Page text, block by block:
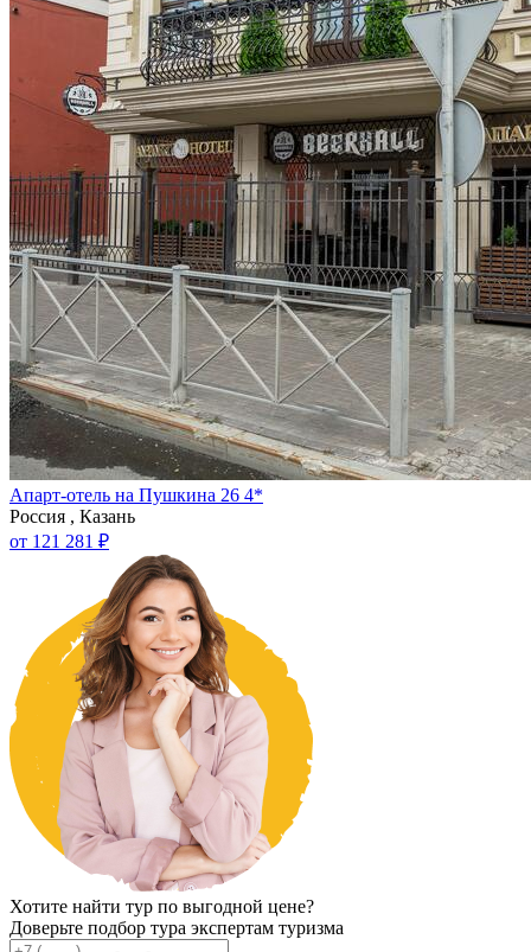
Апарт-отель на Пушкина 26 4*
Россия , Казань
от 121 281 ₽
Хотите найти тур по выгодной цене?
Доверьте подбор тура экспертам туризма